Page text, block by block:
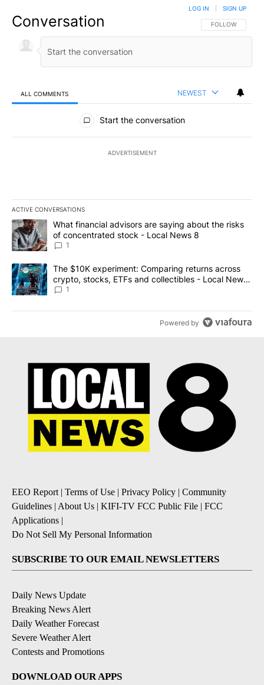
Conversation FOLLOW THIS
FOLLOW
LOG IN SIGN UP
ALL COMMENTS NEWEST
All Comments
Start the conversation
ADVERTISEMENT
ACTIVE CONVERSATIONS
The following is a list of the most commented articles in the last
A trending article titled "What financial advisors are saying
What financial advisors are saying about the risks
of concentrated stock - Local News 8
1
A trending article titled "The $10K experiment: Comparing
The $10K experiment: Comparing returns across
crypto, stocks, ETFs and collectibles - Local News
8
1
Powered by
EEO Report | Terms of Use | Privacy Policy | Community
Guidelines | About Us | KIFI-TV FCC Public File | FCC
Applications |
Do Not Sell My Personal Information
SUBSCRIBE TO OUR EMAIL NEWSLETTERS
Daily News Update
Breaking News Alert
Daily Weather Forecast
Severe Weather Alert
Contests and Promotions
DOWNLOAD OUR APPS